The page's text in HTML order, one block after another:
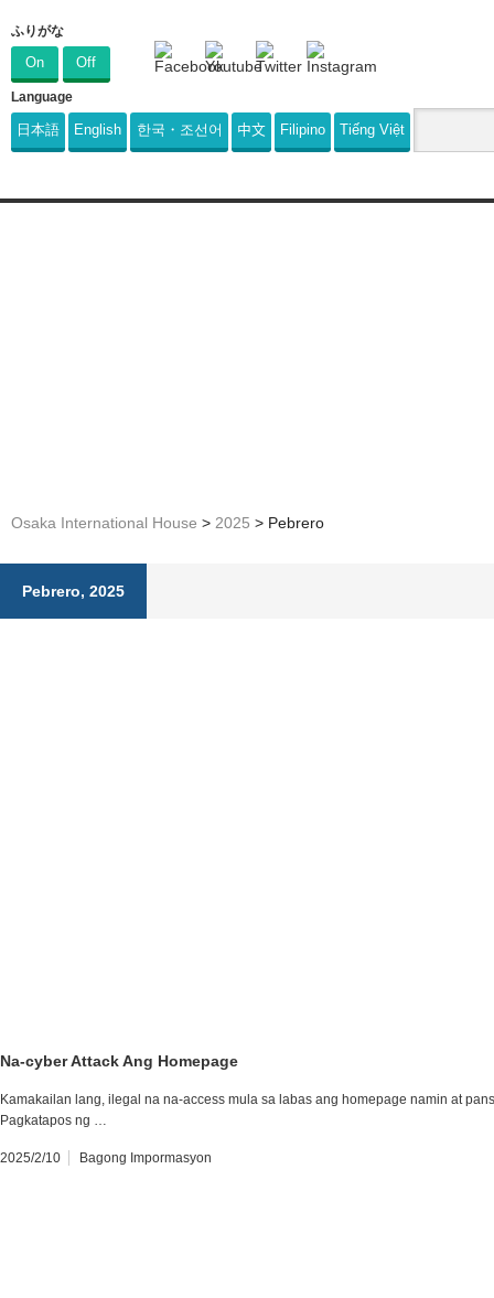
ふりがな
On Off
Language
日本語 English 한국・조선어 中文 Filipino Tiếng Việt
Osaka International House > 2025 > Pebrero
Pebrero, 2025
Na-cyber Attack Ang Homepage
Kamakailan lang, ilegal na na-access mula sa labas ang homepage namin at
Pagkatapos ng …
2025/2/10 Bagong Impormasyon